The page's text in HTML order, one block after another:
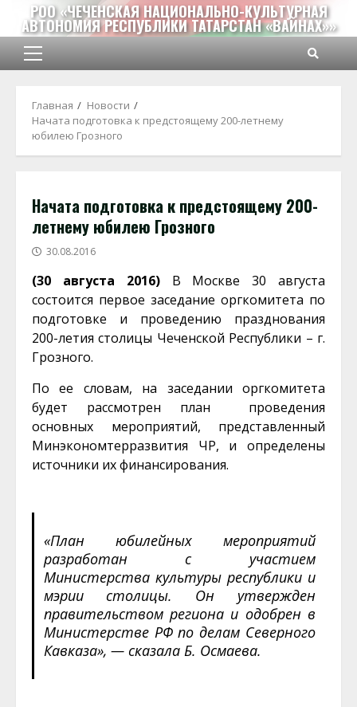
Перейти
содержимому
РОО «ЧЕЧЕНСКАЯ НАЦИОНАЛЬНО-КУЛЬТУРНАЯ
АВТОНОМИЯ РЕСПУБЛИКИ ТАТАРСТАН «ВАЙНАХ»»
Основное
Главная
Новости
Начата подготовка к предстоящему 200-летнему
юбилею Грозного
Начата подготовка к предстоящему 200-
летнему юбилею Грозного
30.08.2016
(30 августа 2016)В Москве 30 августа
состоится первое заседание оргкомитета по
подготовке и проведению празднования
200-летия столицы Чеченской Республики – г.
Грозного.
По ее словам, на заседании оргкомитета
будет рассмотрен план проведения
основных мероприятий, представленный
Минэкономтерразвития ЧР, и определены
источники их финансирования.
«План юбилейных мероприятий
разработан с участием
Министерства культуры республики и
мэрии столицы. Он утвержден
правительством региона и одобрен в
Министерстве РФ по делам Северного
Кавказа», — сказала Б. Осмаева.